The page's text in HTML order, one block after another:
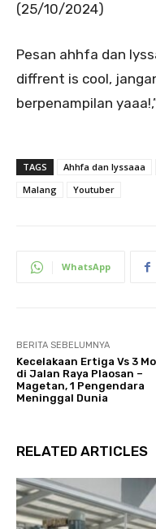
(25/10/2024)
Pesan ahhfa dan
diffrent is cool,
berpenampilan
TAGS Ahhfa dan lyssaaa
Malang
Youtuber
WhatsApp
BERITA SEBELUMNYA
Kecelakaan Ertiga Vs 3
di Jalan Raya Plaosan –
Magetan, 1 Pengendara
Meninggal Dunia
RELATED ARTICLES